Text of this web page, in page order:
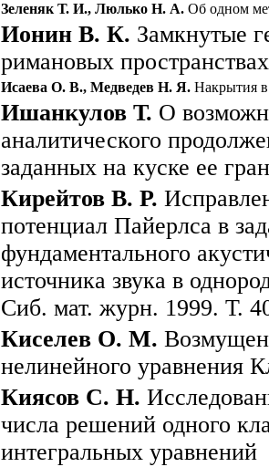
Зеленяк Т. И., Люлько Н. А. Об одном
Ионин В. К. Замкнутые
римановых
Исаева О. В., Медведев Н. Я. Накрытия в
Ишанкулов Т. О
аналитического
заданных на куске ее
Кирейтов В. Р.
потенциал Пайерлса в
фундаментального
источника звука в
Сиб. мат. журн. 1999. Т.
Киселев О. М.
нелинейного уравнения
Киясов С. Н.
числа решений одного
интегральных уравнений